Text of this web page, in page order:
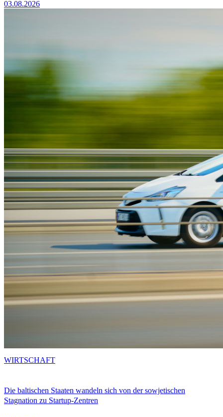
03.08.2026
Die baltischen Staaten wandeln sich von der sowjetischen
Stagnation zu Startup-Zentren
WIRTSCHAFT